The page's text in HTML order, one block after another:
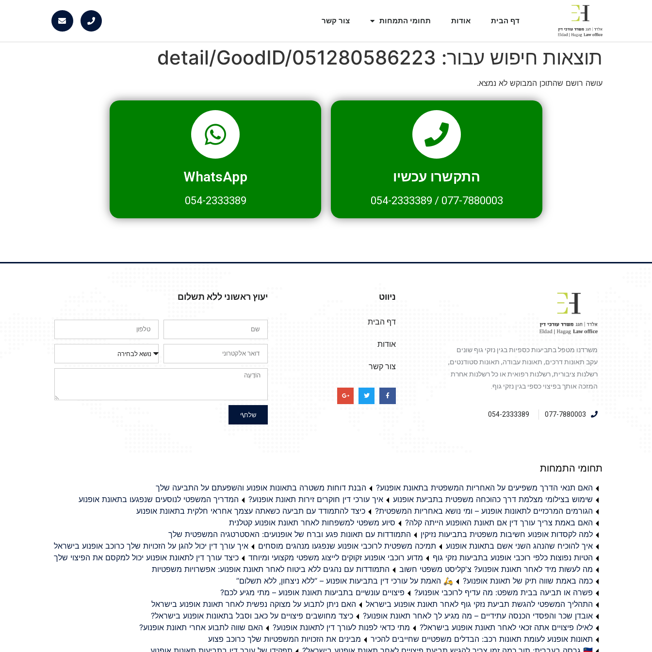
דף הבית אודות תחומי התמחות צור קשר
תוצאות חיפוש עבור: detail/GoodID/051280586223
עושה רושם שהתוכן המבוקש לא נמצא.
התקשרו עכשיו
077-7880003
/
054-2333389
WhatsApp
054-2333389
משרדנו מטפל בתביעות כספיות בגין נזקי גוף שונים
עקב תאונות דרכים, תאונות עבודה, תאונות סטודנטים,
רשלנות ציבורית, רשלנות רפואית או כל רשלנות אחרת
המזכה אותך בפיצוי כספי בגין נזקי גוף.
077-7880003
054-2333389
ניווט
דף הבית
אודות
צור קשר
יעוץ ראשוני ללא תשלום
שלח\י
תחומי התמחות
האם תנאי הדרך משפיעים על האחריות המשפטית בתאונת אופנוע?
הבנת דוחות משטרה בתאונות אופנוע והשפעתם על התביעה שלך
שימוש בצילומי מצלמת דרך כהוכחה משפטית בתביעת אופנוע
איך עורכי דין חוקרים זירות תאונת אופנוע?
המדריך המשפטי לנוסעים שנפגעו בתאונת אופנוע
הגורמים המרכזיים לתאונות אופנוע – ומי נושא באחריות המשפטית?
כיצד להתמודד עם תביעה כשאתה עצמך אחראי חלקית בתאונת אופנוע
האם באמת צריך עורך דין אם תאונת האופנוע הייתה קלה?
סיוע משפטי למשפחות לאחר תאונת אופנוע קטלנית
למה לקסדות אופנוע חשיבות משפטית בתביעות נזיקין
התמודדות עם תאונות פגע וברח של אופנועים: האסטרטגיה המשפטית שלך
איך להוכיח שהנהג השני אשם בתאונת אופנוע
תמיכה משפטית לרוכבי אופנוע שנפגעו מנהגים מוסחים
איך עורך דין יכול להגן על הזכויות שלך כרוכב אופנוע בישראל
הטיות נפוצות כלפי רוכבי אופנוע בתביעות נזקי גוף
מדוע רוכבי אופנוע זקוקים לייצוג משפטי מקצועי ומיוחד
כיצד עורך דין לתאונת אופנוע יכול למקסם את הפיצוי שלך
מה לעשות מיד לאחר תאונת אופנוע? צ'קליסט משפטי חשוב
התמודדות עם נהגים ללא ביטוח לאחר תאונת אופנוע: אפשרויות משפטיות
כמה באמת שווה תיק של תאונת אופנוע?
🛵 האמת על עורכי דין בתביעות אופנוע – “ללא ניצחון, ללא תשלום”
פשרה או תביעה בבית משפט: מה עדיף לרוכבי אופנוע?
פיצויים עונשיים בתביעות תאונת אופנוע – מתי מגיע לכם?
התהליך המשפטי להגשת תביעת נזקי גוף לאחר תאונת אופנוע בישראל
האם ניתן לתבוע על מצוקה נפשית לאחר תאונת אופנוע בישראל
אובדן שכר והפסדי הכנסה עתידיים – מה מגיע לך לאחר תאונת אופנוע?
כיצד מחושבים פיצויים על כאב וסבל בתאונות אופנוע בישראל?
לאילו פיצויים אתה זכאי לאחר תאונת אופנוע בישראל?
מתי כדאי לפנות לעורך דין לתאונת אופנוע?
האם שווה לתבוע אחרי תאונת אופנוע?
תאונות אופנוע לעומת תאונות רכב: הבדלים משפטיים שחייבים להכיר
מבינים את הזכויות המשפטיות שלך כרוכב פצוע